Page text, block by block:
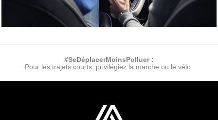
#SeDéplacerMoinsPolluer :
Pour les trajets courts, privilégiez la marche ou le vélo